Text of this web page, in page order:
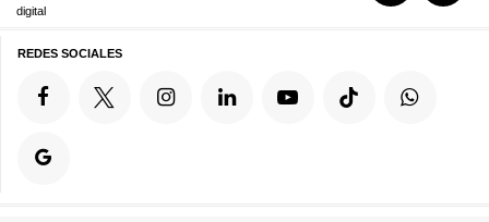
digital
REDES SOCIALES